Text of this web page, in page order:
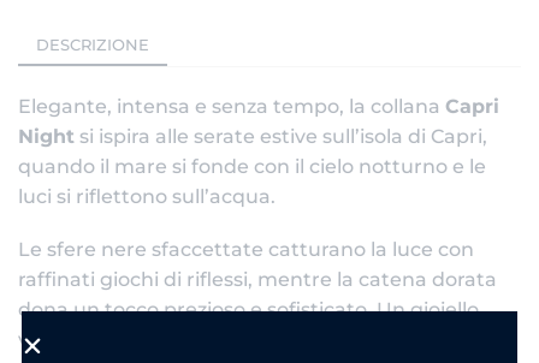
DESCRIZIONE
Elegante, intensa e senza tempo, la collana Capri
Night si ispira alle serate estive sull’isola di Capri,
quando il mare si fonde con il cielo notturno e le
luci si riflettono sull’acqua.
Le sfere nere sfaccettate catturano la luce con
raffinati giochi di riflessi, mentre la catena dorata
dona un tocco prezioso e sofisticato. Un gioiello
versatile, perfetto per impreziosire sia gli outfit